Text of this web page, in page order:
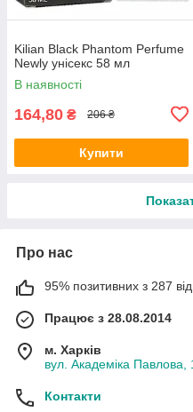
Kilian Black Phantom Perfume
Newly унісекс 58 мл
В наявності
164,80 ₴ 206 ₴
Купити
Про нас
95% позитивних з 287
Працює з 28.08.2014
м. Харків
вул. Академіка Павлова,
Контакти